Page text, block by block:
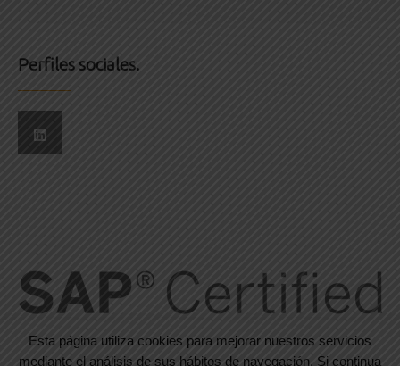
Perfiles sociales.
Esta página utiliza cookies para mejorar nuestros servicios
mediante el análisis de sus hábitos de navegación. Si continua